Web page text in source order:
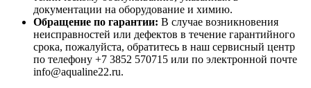
документации на оборудование и химию.
Обращение по гарантии: В случае возникновения
неисправностей или дефектов в течение гарантийного
срока, пожалуйста, обратитесь в наш сервисный центр
по телефону +7 3852 570715 или по электронной почте
info@aqualine22.ru.